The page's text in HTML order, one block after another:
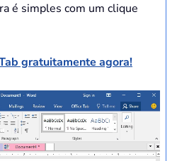
é simples com um clique
gratuitamente agora!